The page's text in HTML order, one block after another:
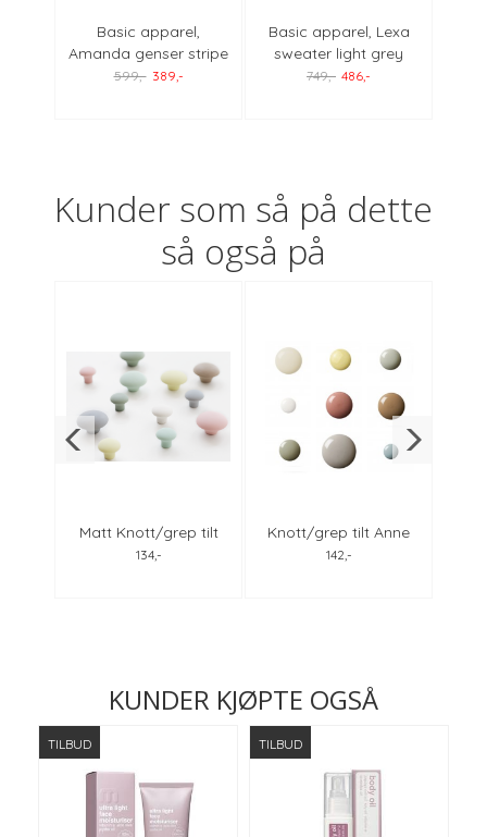
Basic apparel,
Amanda genser stripe
navy/off white
599,- 389,-
Basic apparel, Lexa
sweater light grey
749,- 486,-
Kunder som så på dette
så også på
Matt Knott/grep tilt
Anne Black, alle farger
134,-
Knott/grep tilt Anne
Black, alle farger
142,-
KUNDER KJØPTE OGSÅ
TILBUD TILBUD